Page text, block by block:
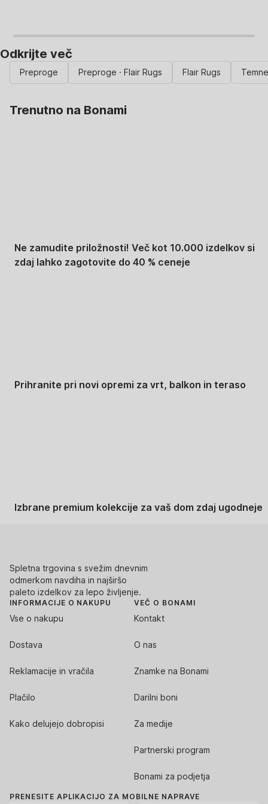
Odkrijte več
Preproge Preproge · Flair Rugs Flair Rugs
Trenutno na Bonami
Ne zamudite priložnosti! Več kot 10.000 izdelkov si
zdaj lahko zagotovite do 40 % ceneje
Prihranite pri novi opremi za vrt, balkon in teraso
Izbrane premium kolekcije za vaš dom zdaj ugodneje
Spletna trgovina s svežim dnevnim
odmerkom navdiha in najširšo
paleto izdelkov za lepo življenje.
INFORMACIJE O NAKUPU
Vse o nakupu
Dostava
Reklamacije in vračila
Plačilo
Kako delujejo dobropisi
VEČ O BONAMI
Kontakt
O nas
Znamke na Bonami
Darilni boni
Za medije
Partnerski program
Bonami za podjetja
PRENESITE APLIKACIJO ZA MOBILNE NAPRAVE